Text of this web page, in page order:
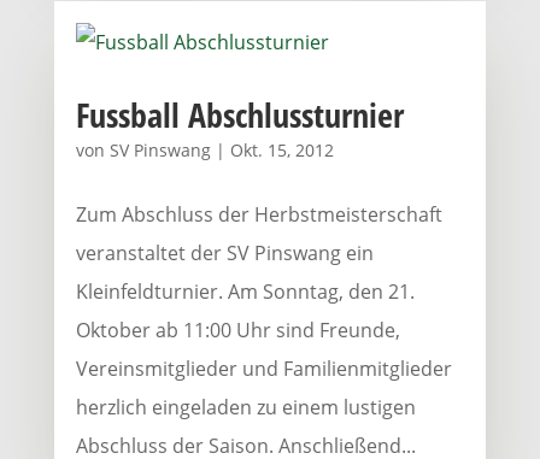
Fussball Abschlussturnier
von SV Pinswang| Okt. 15, 2012
Zum Abschluss der Herbstmeisterschaft
veranstaltet der SV Pinswang ein
Kleinfeldturnier. Am Sonntag, den 21.
Oktober ab 11:00 Uhr sind Freunde,
Vereinsmitglieder und Familienmitglieder
herzlich eingeladen zu einem lustigen
Abschluss der Saison. Anschließend...